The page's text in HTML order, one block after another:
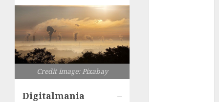
Credit image: Pixabay
Digitalmania –